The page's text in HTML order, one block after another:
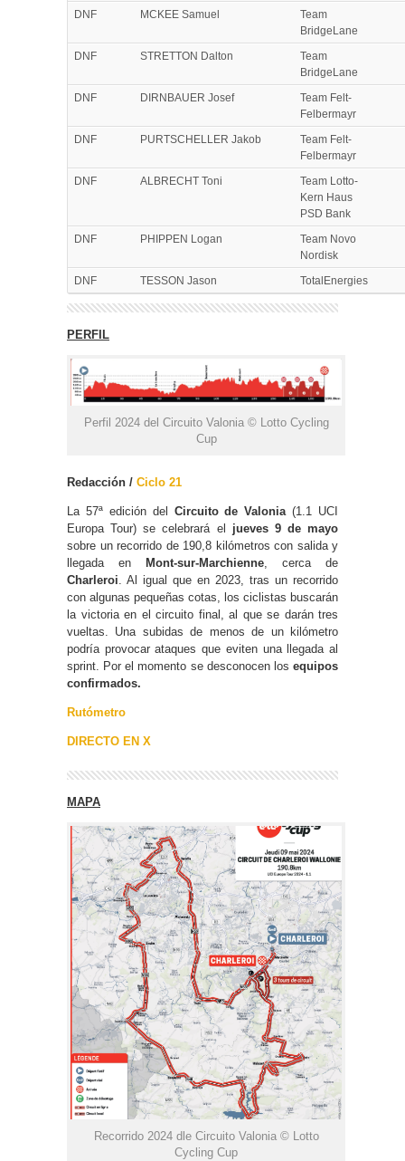
DNF MCKEE Samuel
Team
BridgeLane
DNF
STRETTON Dalton
Team
BridgeLane
DNF
DIRNBAUER Josef
Team Felt-
Felbermayr
DNF
PURTSCHELLER Jakob
Team Felt-
Felbermayr
DNF
ALBRECHT Toni
Team Lotto-
Kern Haus
PSD Bank
DNF
PHIPPEN Logan
Team Novo
Nordisk
DNF
TESSON Jason TotalEnergies
PERFIL
Perfil 2024 del Circuito Valonia © Lotto Cycling
Cup
Redacción / Ciclo 21
La 57ª edición del Circuito de Valonia(1.1 UCI
Europa Tour) se celebrará el jueves 9 de mayo
sobre un recorrido de 190,8 kilómetros con salida y
llegada en
Mont-sur-Marchienne, cerca de
Charleroi. Al igual que en 2023, tras un recorrido
con algunas pequeñas cotas, los ciclistas buscarán
la victoria en el circuito final, al que se darán tres
vueltas. Una subidas de menos de un kilómetro
podría provocar ataques que eviten una llegada al
sprint. Por el momento se desconocen los equipos
confirmados.
Rutómetro
DIRECTO EN X
MAPA
Recorrido 2024 dle Circuito Valonia © Lotto
Cycling Cup